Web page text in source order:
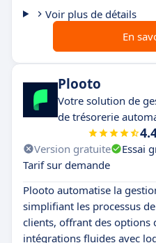
Voir plus de détails
En
Plooto
Votre solution de
de trésorerie
Version gratuite Essai
Tarif sur demande
Plooto automatise la
simplifiant les processus
clients, offrant des options
intégrations fluides avec